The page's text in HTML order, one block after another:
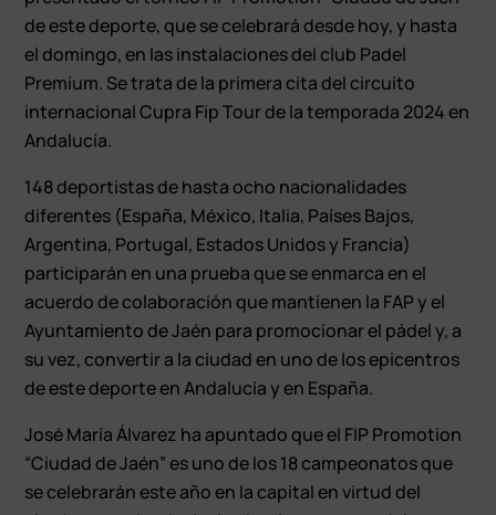
de este deporte, que se celebrará desde hoy, y hasta
el domingo, en las instalaciones del club Padel
Premium. Se trata de la primera cita del circuito
internacional Cupra Fip Tour de la temporada 2024 en
Andalucía.
148 deportistas de hasta ocho nacionalidades
diferentes (España, México, Italia, Países Bajos,
Argentina, Portugal, Estados Unidos y Francia)
participarán en una prueba que se enmarca en el
acuerdo de colaboración que mantienen la FAP y el
Ayuntamiento de Jaén para promocionar el pádel y, a
su vez, convertir a la ciudad en uno de los epicentros
de este deporte en Andalucía y en España.
José María Álvarez ha apuntado que el FIP Promotion
“Ciudad de Jaén” es uno de los 18 campeonatos que
se celebrarán este año en la capital en virtud del